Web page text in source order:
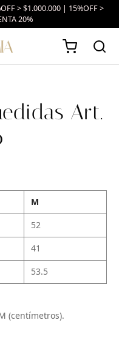
> $1.000.000 | 15%OFF >
20%
Art.
M
52
41
53.5
(centímetros).